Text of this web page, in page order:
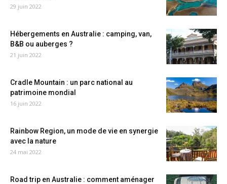
29 juin 2022
Hébergements en Australie : camping, van,
B&B ou auberges ?
21 juin 2022
Cradle Mountain : un parc national au
patrimoine mondial
16 juin 2022
Rainbow Region, un mode de vie en synergie
avec la nature
24 mai 2022
Road trip en Australie : comment aménager